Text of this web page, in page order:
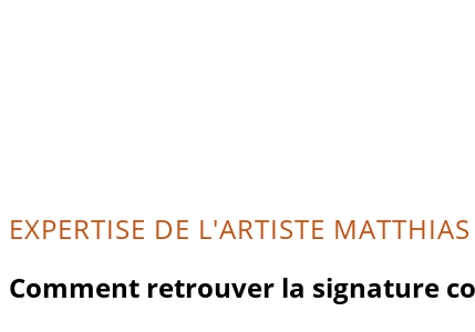
EXPERTISE DE L'ARTISTE
Comment retrouver la signature